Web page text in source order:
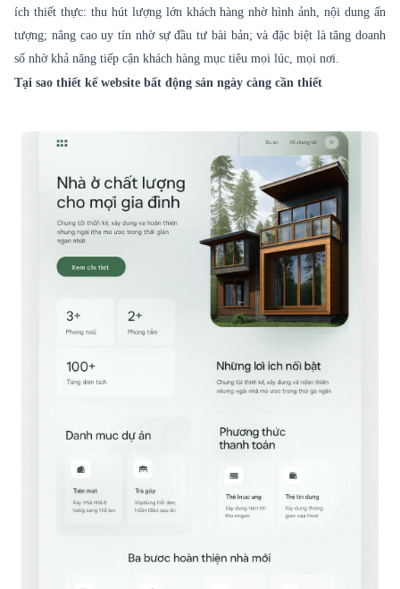
ích thiết thực: thu hút lượng lớn khách hàng nhờ hình ảnh, nội dung ấn
tượng; nâng cao uy tín nhờ sự đầu tư bài bản; và đặc biệt là tăng doanh
số nhờ khả năng tiếp cận khách hàng mục tiêu mọi lúc, mọi nơi.
Tại sao thiết kế website bất động sản ngày càng cần thiết